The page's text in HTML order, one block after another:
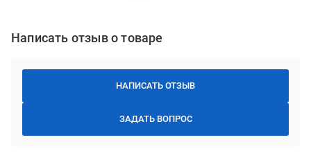
Написать отзыв о товаре
НАПИСАТЬ ОТЗЫВ
ЗАДАТЬ ВОПРОС